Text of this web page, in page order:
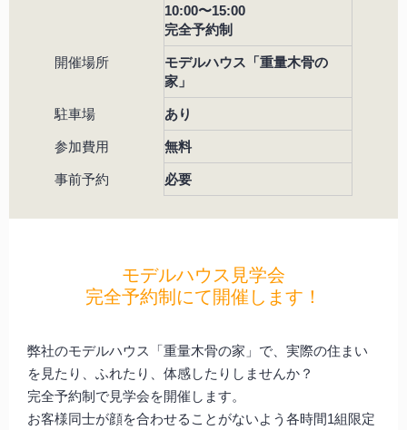
10:00〜15:00
完全予約制
開催場所
モデルハウス「重量木骨の
家」
駐車場 あり
参加費用 無料
事前予約 必要
モデルハウス見学会
完全予約制にて開催します！
弊社のモデルハウス「重量木骨の家」で、実際の住まい
を見たり、ふれたり、体感したりしませんか？
完全予約制で見学会を開催します。
お客様同士が顔を合わせることがないよう各時間1組限定